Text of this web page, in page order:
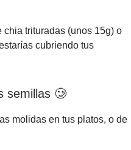
chia trituradas (unos 15g) o
cubriendo tus
semillas 🥲
molidas en tus platos, o de